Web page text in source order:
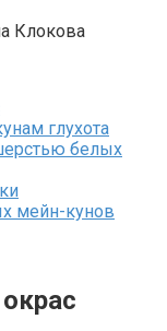
Клокова
глухота
белых
мейн-кунов